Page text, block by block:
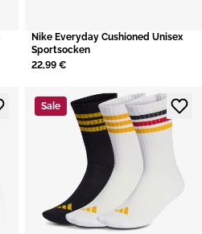
Nike Everyday Cushioned Unisex
Sportsocken
22,99 €
Sale